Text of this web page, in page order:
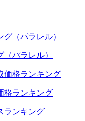
パラレル）
格ランキング